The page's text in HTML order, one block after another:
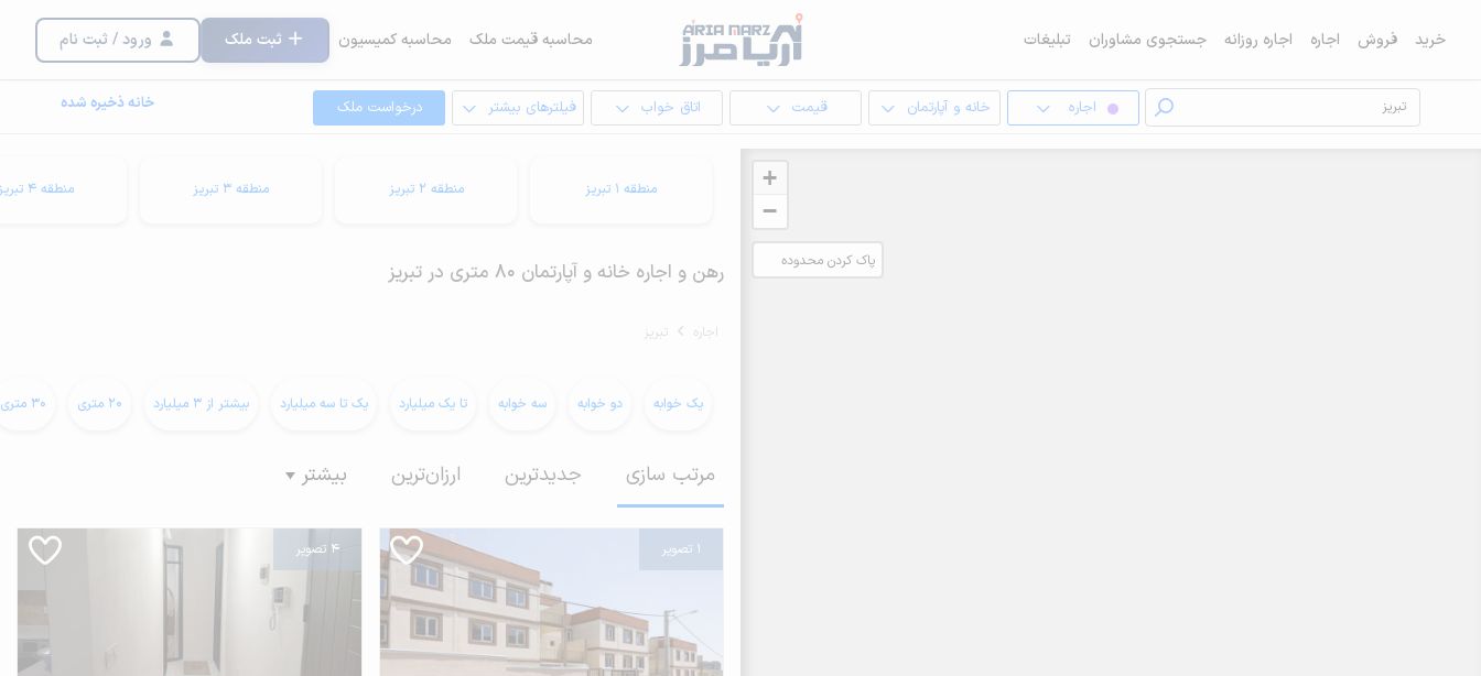
خرید فروش اجاره اجاره روزانه جستجوی مشاوران تبلیغات محاسبه قیمت ملک محاسبه کمیسیون ثبت ملک ورود / ثبت نام
اجاره خانه و آپارتمان قیمت اتاق خواب فیلترهای بیشتر درخواست ملک خانه ذخیره شده
+
−
پاک کردن محدوده
منطقه 1 تبریز منطقه 2 تبریز منطقه 3 تبریز منطقه 4 تبریز
رهن و اجاره خانه و آپارتمان 80 متری در تبریز
اجاره تبریز
یک خوابه دو خوابه سه خوابه تا یک میلیارد یک تا سه میلیارد بیشتر از 3 میلیارد 20 متری 30 متری
مرتب سازی جدیدترین ارزان‌ترین بیشتر
1 تصویر 4 تصویر